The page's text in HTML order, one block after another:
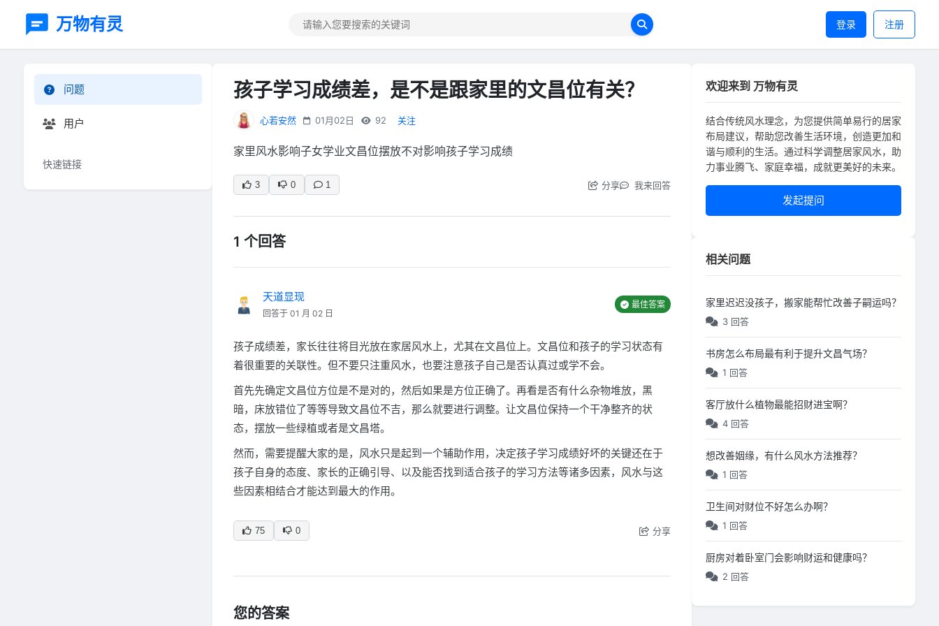
万物有灵 登录 注册
问题
用户
快速链接
孩子学习成绩差，是不是跟家里的文昌位有关？
心若安然 01月02日 92 关注
家里风水影响子女学业文昌位摆放不对影响孩子学习成绩
3 0 1 分享 我来回答
1 个回答
天道显现
回答于 01 月 02 日
最佳答案
孩子成绩差，家长往往将目光放在家居风水上，尤其在文昌位上。文昌位和孩子的学习状态有
着很重要的关联性。但不要只注重风水，也要注意孩子自己是否认真过或学不会。
首先先确定文昌位方位是不是对的，然后如果是方位正确了。再看是否有什么杂物堆放，黑
暗，床放错位了等等导致文昌位不吉，那么就要进行调整。让文昌位保持一个干净整齐的状
态，摆放一些绿植或者是文昌塔。
然而，需要提醒大家的是，风水只是起到一个辅助作用，决定孩子学习成绩好坏的关键还在于
孩子自身的态度、家长的正确引导、以及能否找到适合孩子的学习方法等诸多因素，风水与这
些因素相结合才能达到最大的作用。
75 0 分享
您的答案
欢迎来到 万物有灵
结合传统风水理念，为您提供简单易行的居家
布局建议，帮助您改善生活环境，创造更加和
谐与顺利的生活。通过科学调整居家风水，助
力事业腾飞、家庭幸福，成就更美好的未来。
发起提问
相关问题
家里迟迟没孩子，搬家能帮忙改善子嗣运吗？
3 回答
书房怎么布局最有利于提升文昌气场？
1 回答
客厅放什么植物最能招财进宝啊？
4 回答
想改善姻缘，有什么风水方法推荐？
1 回答
卫生间对财位不好怎么办啊？
1 回答
厨房对着卧室门会影响财运和健康吗？
2 回答